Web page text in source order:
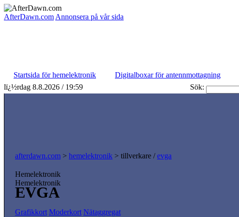
AfterDawn.com Annonsera på vår sida
Startsida för hemelektronik
Digitalboxar för antennmottagning
lï¿½rdag 8.8.2026 / 19:59
Sök:
afterdawn.com > hemelektronik > tillverkare /evga
Hemelektronik
Hemelektronik
EVGA
Grafikkort Moderkort Nätaggregat